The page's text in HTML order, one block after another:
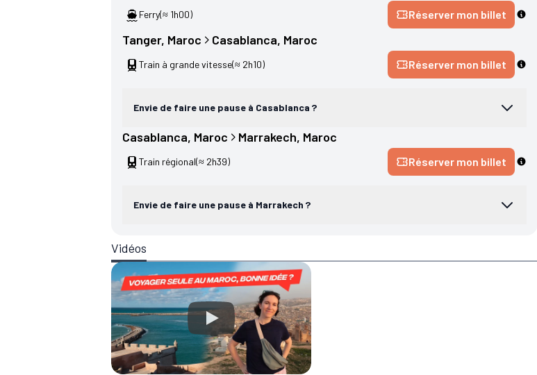
Ferry(≈ 1h00) Réserver mon billet
Tanger, Maroc Casablanca, Maroc
Train à grande vitesse(≈ 2h10) Réserver mon billet
Envie de faire une pause à Casablanca ?
Casablanca, Maroc Marrakech, Maroc
Train régional(≈ 2h39) Réserver mon billet
Envie de faire une pause à Marrakech ?
Vidéos